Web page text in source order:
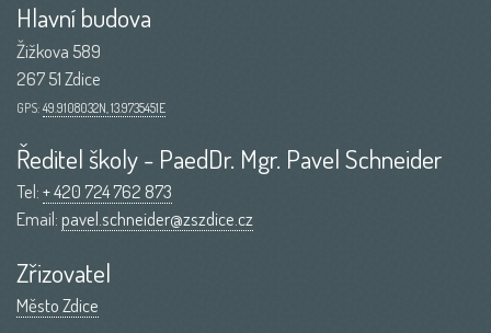
Hlavní budova
Žižkova 589
267 51 Zdice
GPS: 49.9108032N, 13.9735451E
Ředitel školy - PaedDr. Mgr. Pavel Schneider
Tel:+ 420 724 762 873
Email:pavel.schneider@zszdice.cz
Zřizovatel
Město Zdice